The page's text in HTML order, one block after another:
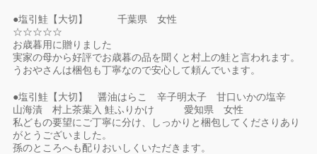
●塩引鮭【大切】 千葉県 女性
☆☆☆☆☆
お歳暮用に贈りました
実家の母から好評でお歳暮の品を聞くと村上の鮭と言われます。
うおやさんは梱包も丁寧なので安心して頼んでいます。
●塩引鮭【大切】 醤油はらこ 辛子明太子 甘口いかの塩辛
山海漬 村上茶葉入 鮭ふりかけ 愛知県 女性
私どもの要望にご丁寧に分け、しっかりと梱包してくださりあり
がとうございました。
孫のところへも配りおいしくいただきます。